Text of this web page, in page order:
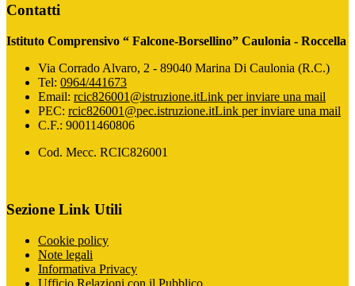
Contatti
Istituto Comprensivo “ Falcone-Borsellino” Caulonia - Roccella
Via Corrado Alvaro, 2 - 89040 Marina Di Caulonia (R.C.)
Tel: 0964/441673
Email: rcic826001@istruzione.itLink per inviare una mail
PEC: rcic826001@pec.istruzione.itLink per inviare una mail
C.F.: 90011460806
Cod. Mecc. RCIC826001
Sezione Link Utili
Cookie policy
Note legali
Informativa Privacy
Ufficio Relazioni con il Pubblico